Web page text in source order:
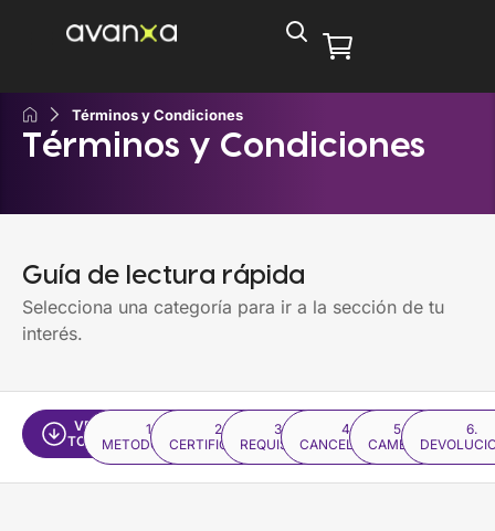
Términos y Condiciones
Términos y Condiciones
Guía de lectura rápida
Selecciona una categoría para ir a la sección de tu
interés.
VER
TODO
1.
METODOLOGÍA
2.
CERTIFICACIÓN
3.
REQUISITOS
4.
CANCELACIÓN
5.
CAMBIOS
6.